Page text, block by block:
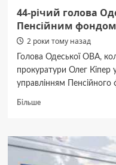
44-річий голова
Пенсійним фондом
2 роки тому назад
Голова Одеської ОВА,
прокуратури Олег Кіпер
управлінням Пенсійного
БільшеДокладніше
річий
голова
Одеської